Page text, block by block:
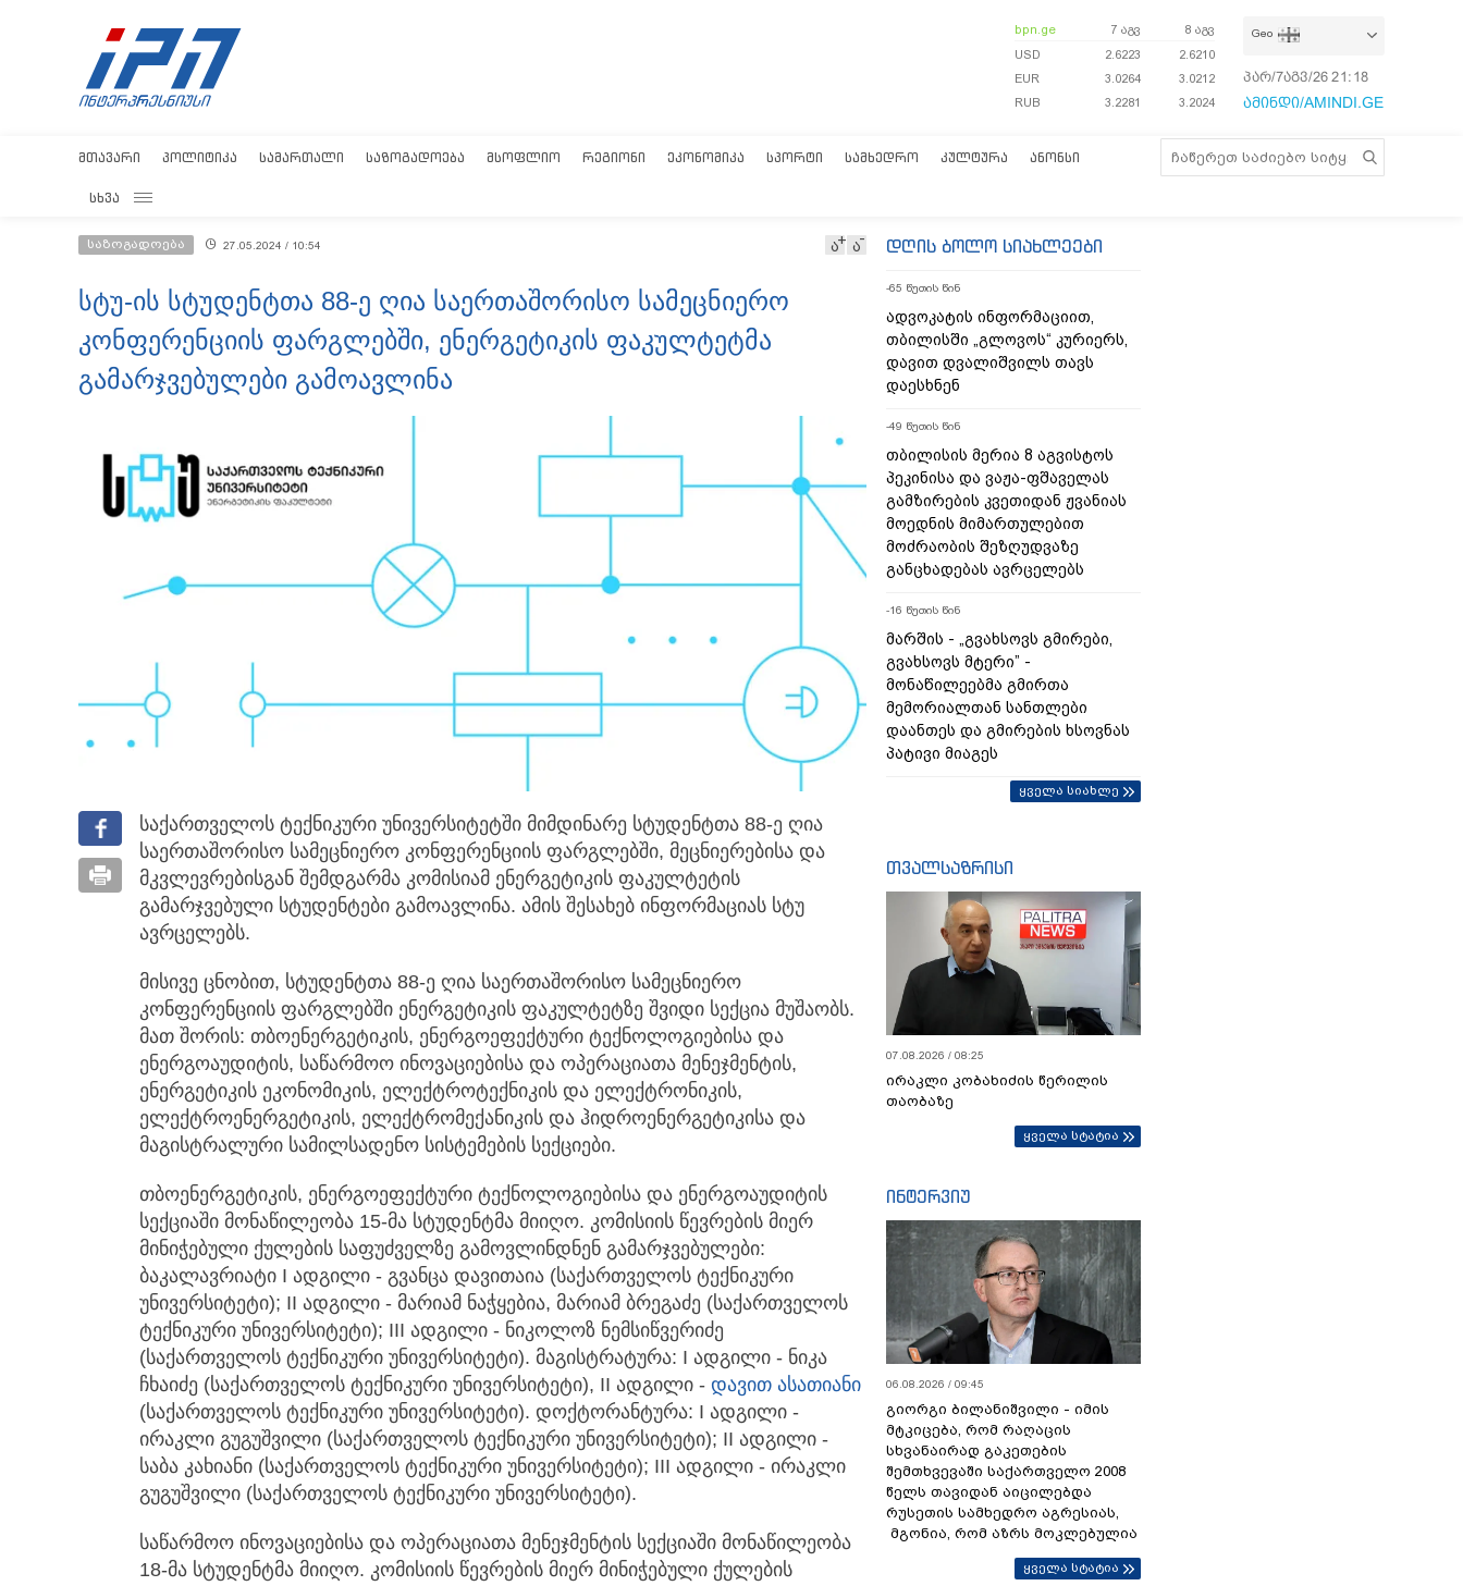
bpn.ge 7 აგვ
8 აგვ
USD
2.6223
2.6210
EUR
3.0264
3.0212
RUB
3.2281 3.2024
Geo
პარ/7აგვ/26 21:18:40
ამინდი/AMINDI.GE
ᲛᲗᲐᲕᲐᲠᲘ ᲞᲝᲚᲘᲢᲘᲙᲐ ᲡᲐᲛᲐᲠᲗᲐᲚᲘ ᲡᲐᲖᲝᲒᲐᲓᲝᲔᲑᲐ ᲛᲡᲝᲤᲚᲘᲝ ᲠᲔᲒᲘᲝᲜᲘ ᲔᲙᲝᲜᲝᲛᲘᲙᲐ ᲡᲞᲝᲠᲢᲘ ᲡᲐᲛᲮᲔᲓᲠᲝ ᲙᲣᲚᲢᲣᲠᲐ ᲐᲜᲝᲜᲡᲘ
ᲡᲮᲕᲐ
საზოგადოება 27.05.2024 / 10:54 ა ა
სტუ-ის სტუდენტთა 88-ე ღია საერთაშორისო სამეცნიერო
კონფერენციის ფარგლებში, ენერგეტიკის ფაკულტეტმა
გამარჯვებულები გამოავლინა
საქართველოს ტექნიკური უნივერსიტეტში მიმდინარე სტუდენტთა 88-ე ღია
საერთაშორისო სამეცნიერო კონფერენციის ფარგლებში, მეცნიერებისა და
მკვლევრებისგან შემდგარმა კომისიამ ენერგეტიკის ფაკულტეტის
გამარჯვებული სტუდენტები გამოავლინა. ამის შესახებ ინფორმაციას სტუ
ავრცელებს.
მისივე ცნობით, სტუდენტთა 88-ე ღია საერთაშორისო სამეცნიერო
კონფერენციის ფარგლებში ენერგეტიკის ფაკულტეტზე შვიდი სექცია მუშაობს.
მათ შორის: თბოენერგეტიკის, ენერგოეფექტური ტექნოლოგიებისა და
ენერგოაუდიტის, საწარმოო ინოვაციებისა და ოპერაციათა მენეჯმენტის,
ენერგეტიკის ეკონომიკის, ელექტროტექნიკის და ელექტრონიკის,
ელექტროენერგეტიკის, ელექტრომექანიკის და ჰიდროენერგეტიკისა და
მაგისტრალური სამილსადენო სისტემების სექციები.
თბოენერგეტიკის, ენერგოეფექტური ტექნოლოგიებისა და ენერგოაუდიტის
სექციაში მონაწილეობა 15-მა სტუდენტმა მიიღო. კომისიის წევრების მიერ
მინიჭებული ქულების საფუძველზე გამოვლინდნენ გამარჯვებულები:
ბაკალავრიატი I ადგილი - გვანცა დავითაია (საქართველოს ტექნიკური
უნივერსიტეტი); II ადგილი - მარიამ ნაჭყებია, მარიამ ბრეგაძე (საქართველოს
ტექნიკური უნივერსიტეტი); III ადგილი - ნიკოლოზ ნემსიწვერიძე
(საქართველოს ტექნიკური უნივერსიტეტი). მაგისტრატურა: I ადგილი - ნიკა
ჩხაიძე (საქართველოს ტექნიკური უნივერსიტეტი), II ადგილი - დავით ასათიანი
(საქართველოს ტექნიკური უნივერსიტეტი). დოქტორანტურა: I ადგილი -
ირაკლი გუგუშვილი (საქართველოს ტექნიკური უნივერსიტეტი); II ადგილი -
საბა კახიანი (საქართველოს ტექნიკური უნივერსიტეტი); III ადგილი - ირაკლი
გუგუშვილი (საქართველოს ტექნიკური უნივერსიტეტი).
საწარმოო ინოვაციებისა და ოპერაციათა მენეჯმენტის სექციაში მონაწილეობა
18-მა სტუდენტმა მიიღო. კომისიის წევრების მიერ მინიჭებული ქულების
დღის ბოლო სიახლეები
-65 წუთის წინ
ადვოკატის ინფორმაციით,
თბილისში „გლოვოს“ კურიერს,
დავით დვალიშვილს თავს
დაესხნენ
-49 წუთის წინ
თბილისის მერია 8 აგვისტოს
პეკინისა და ვაჟა-ფშაველას
გამზირების კვეთიდან ჟვანიას
მოედნის მიმართულებით
მოძრაობის შეზღუდვაზე
განცხადებას ავრცელებს
-16 წუთის წინ
მარშის - „გვახსოვს გმირები,
გვახსოვს მტერი” -
მონაწილეებმა გმირთა
მემორიალთან სანთლები
დაანთეს და გმირების ხსოვნას
პატივი მიაგეს
ყველა სიახლე
თვალსაზრისი
07.08.2026 / 08:25
ირაკლი კობახიძის წერილის
თაობაზე
ყველა სტატია
ინტერვიუ
06.08.2026 / 09:45
გიორგი ბილანიშვილი - იმის
მტკიცება, რომ რაღაცის
სხვანაირად გაკეთების
შემთხვევაში საქართველო 2008
წელს თავიდან აიცილებდა
რუსეთის სამხედრო აგრესიას,
მგონია, რომ აზრს მოკლებულია
ყველა სტატია